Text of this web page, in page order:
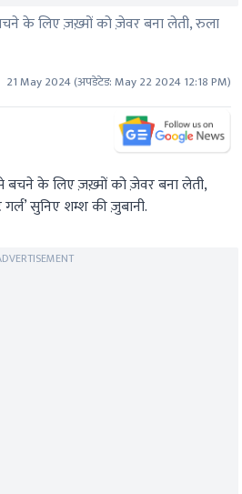
के लिए ज़ख़्मों को ज़ेवर बना लेती, रुला
21 May 2024(अपडेटेड:May 22 2024 12:18 PM)
बचने के लिए ज़ख़्मों को ज़ेवर बना लेती,
सुनिए शम्श की ज़ुबानी.